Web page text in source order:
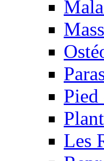
Pied
Les